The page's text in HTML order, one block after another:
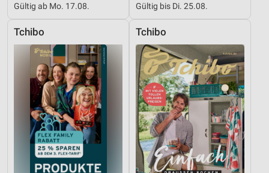
Gültig ab Mo. 17.08. Gültig bis Di. 25.08.
Tchibo Tchibo